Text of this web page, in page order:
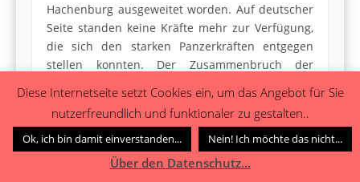
Hachenburg ausgeweitet worden. Auf deutscher
Seite standen keine Kräfte mehr zur Verfügung,
die sich den starken Panzerkräften entgegen
stellen konnten. Der Zusammenbruch der
Wehrmachtsverbände befanden sich auf der
Flucht.
Besonders während der Nachtstunden zum 27.
März rollten immer wieder deutsche Fahrzeuge
Diese Internetseite setzt Cookies ein, um das Angebot für Sie
nutzerfreundlich und funktionaler zu gestalten..
Ok, ich bin damit einverstanden... Nein! Ich möchte das nicht...
Über den Datenschutz...